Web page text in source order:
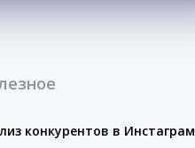
конкурентов в Инстаграм